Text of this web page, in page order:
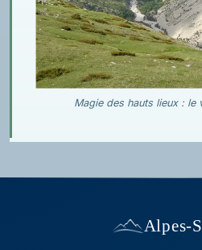
Magie des hauts lieux : le
Alpes-